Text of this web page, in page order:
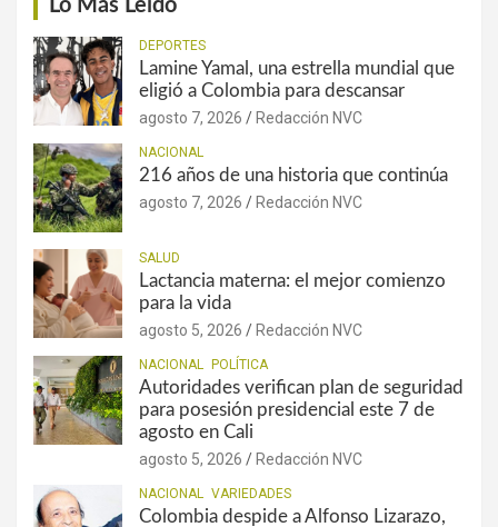
Lo Más Leído
DEPORTES
Lamine Yamal, una estrella mundial que
eligió a Colombia para descansar
agosto 7, 2026 Redacción NVC
NACIONAL
216 años de una historia que continúa
agosto 7, 2026 Redacción NVC
SALUD
Lactancia materna: el mejor comienzo
para la vida
agosto 5, 2026 Redacción NVC
NACIONAL POLÍTICA
Autoridades verifican plan de seguridad
para posesión presidencial este 7 de
agosto en Cali
agosto 5, 2026 Redacción NVC
NACIONAL VARIEDADES
Colombia despide a Alfonso Lizarazo,